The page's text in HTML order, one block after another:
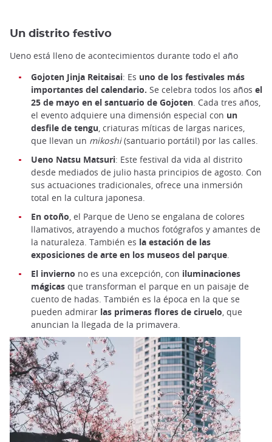
Un distrito festivo
Ueno está lleno de acontecimientos durante todo el año
Gojoten Jinja Reitaisai: Es uno de los festivales más
importantes del calendario. Se celebra todos los años el
25 de mayo en el santuario de Gojoten. Cada tres años,
el evento adquiere una dimensión especial con un
desfile de tengu, criaturas míticas de largas narices,
que llevan un mikoshi(santuario portátil) por las calles.
Ueno Natsu Matsuri: Este festival da vida al distrito
desde mediados de julio hasta principios de agosto. Con
sus actuaciones tradicionales, ofrece una inmersión
total en la cultura japonesa.
En otoño, el Parque de Ueno se engalana de colores
llamativos, atrayendo a muchos fotógrafos y amantes de
la naturaleza. También es la estación de las
exposiciones de arte en los museos del parque.
El invierno no es una excepción, con iluminaciones
mágicas que transforman el parque en un paisaje de
cuento de hadas. También es la época en la que se
pueden admirar las primeras flores de ciruelo, que
anuncian la llegada de la primavera.